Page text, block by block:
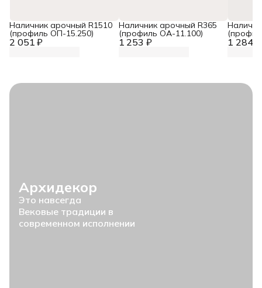
2 051 ₽
Наличник арочный R1510
(профиль ОП-15.250)
1 253 ₽
Наличник арочный R365
(профиль ОА-11.100)
1 284 ₽
Архидекор
Это навсегда
Вековые традиции в
современном исполнении